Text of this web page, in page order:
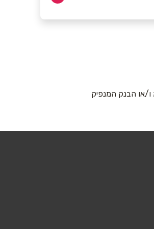
או הבנק המנפיק